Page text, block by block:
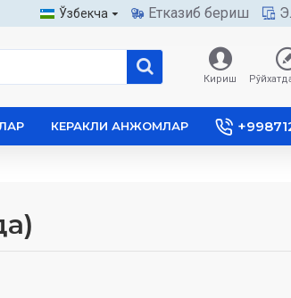
Ўзбекча Етказиб бериш
Кириш
КЕРАКЛИ АНЖОМЛАР